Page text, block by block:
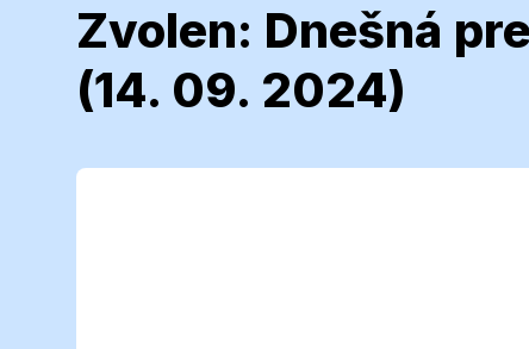
Zvolen: Dnešná
(14. 09. 2024)
Zvolen
Zvolen: